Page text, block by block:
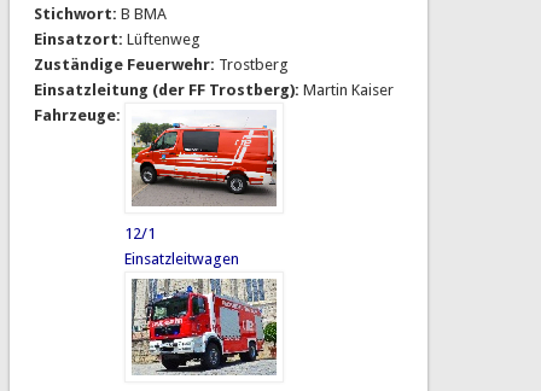
Stichwort: B BMA
Einsatzort: Lüftenweg
Zuständige Feuerwehr: Trostberg
Einsatzleitung (der FF Trostberg): Martin Kaiser
Fahrzeuge:
12/1
Einsatzleitwagen